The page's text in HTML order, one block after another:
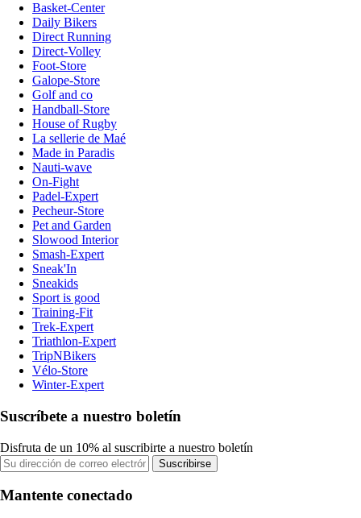
Basket-Center
Daily Bikers
Direct Running
Direct-Volley
Foot-Store
Galope-Store
Golf and co
Handball-Store
House of Rugby
La sellerie de Maé
Made in Paradis
Nauti-wave
On-Fight
Padel-Expert
Pecheur-Store
Pet and Garden
Slowood Interior
Smash-Expert
Sneak'In
Sneakids
Sport is good
Training-Fit
Trek-Expert
Triathlon-Expert
TripNBikers
Vélo-Store
Winter-Expert
Suscríbete a nuestro boletín
Disfruta de un 10% al suscribirte a nuestro boletín
Suscribirse
Mantente conectado